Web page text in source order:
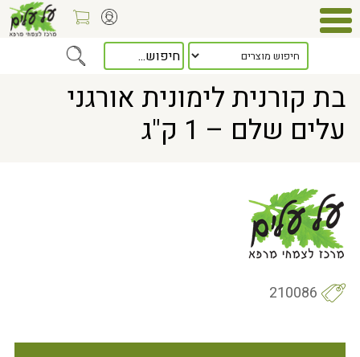
> בת קורנית לימונית אורגני עלים שלם – 1 ק"ג
בת קורנית לימונית אורגני
עלים שלם – 1 ק"ג
210086